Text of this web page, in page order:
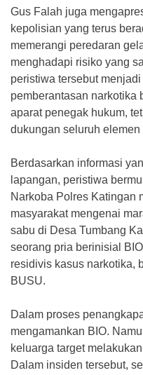
‎Gus Falah juga
kepolisian yang terus
memerangi peredaran
menghadapi risiko yang
peristiwa tersebut
pemberantasan narkotika
aparat penegak hukum,
dukungan seluruh elemen
‎Berdasarkan informasi
lapangan, peristiwa
Narkoba Polres Katingan
masyarakat mengenai
sabu di Desa Tumbang
seorang pria berinisial
residivis kasus narkotika,
BUSU.
‎Dalam proses
mengamankan BIO.
keluarga target
Dalam insiden tersebut,